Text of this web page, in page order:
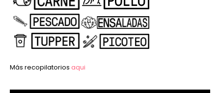
Más recopilatorios aqui